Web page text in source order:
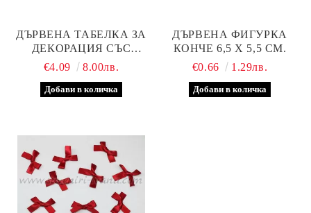
ДЪРВЕНА ТАБЕЛКА ЗА
ДЕКОРАЦИЯ СЪС
ЗАБАВЕН НАДПИС,
€4.09 8.00лв.
ДЪРВЕНА ФИГУРКА
КОНЧЕ 6,5 Х 5,5 СМ.
€0.66
1.29лв.